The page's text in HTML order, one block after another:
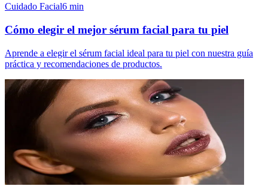
Cuidado Facial6 min
Cómo elegir el mejor sérum facial para tu piel
Aprende a elegir el sérum facial ideal para tu piel con nuestra guía
práctica y recomendaciones de productos.